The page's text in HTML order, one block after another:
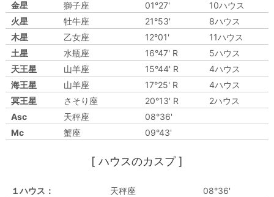
金星
獅子座 01°27'
10ハウス
火星
牡牛座 21°53'
8ハウス
木星
乙女座 12°01'
11ハウス
土星
水瓶座 16°47' R
5ハウス
天王星
山羊座 15°44' R
4ハウス
海王星
山羊座 17°25' R
4ハウス
冥王星
さそり座 20°13' R
2ハウス
Asc
天秤座
08°36'
Mc
蟹座 09°43'
[ ハウスのカスプ ]
１ハウス： 天秤座
08°36'